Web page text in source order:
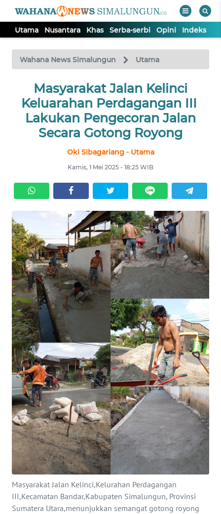
Utama Nusantara Khas Serba-serbi Opini Indeks
Wahana News Simalungun Utama
Masyarakat Jalan Kelinci
Keluarahan Perdagangan III
Lakukan Pengecoran Jalan
Secara Gotong Royong
Oki Sibagariang - Utama
Kamis, 1 Mei 2025 - 18:25 WIB
Masyarakat Jalan Kelinci,Kelurahan Perdagangan
III,Kecamatan Bandar,Kabupaten Simalungun, Provinsi
Sumatera Utara,menunjukkan semangat gotong royong
TV
Tutup
UTAMA
NUSANTARA
SERBI
OPINI
Informasi
INDEKS
BERITA
KONTAK
KAMI
INFO
IKLAN
TENTANG
KAMI
PEDOMAN
MEDIA
SIBER
REDAKSI
KARIR
DISCLAIMER